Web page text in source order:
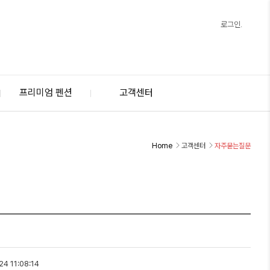
로그인.
프리미엄 펜션 고객센터
Home 고객센터 자주묻는질문
11:08:14